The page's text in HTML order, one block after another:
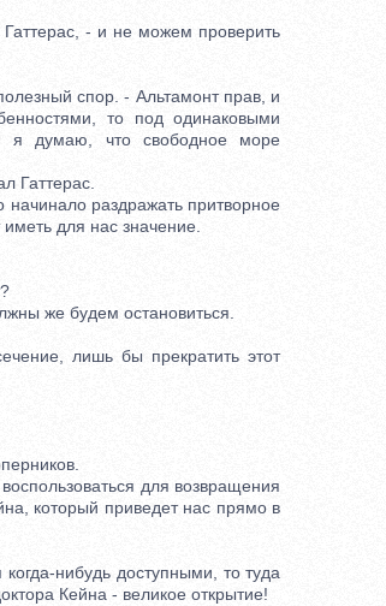
- и не можем проверить
спор. - Альтамонт прав, и
то под одинаковыми
я думаю, что свободное море
Гаттерас.
раздражать притворное
для нас значение.
же будем остановиться.
лишь бы прекратить этот
для возвращения
который приведет нас прямо в
нибудь доступными, то туда
Кейна - великое открытие!